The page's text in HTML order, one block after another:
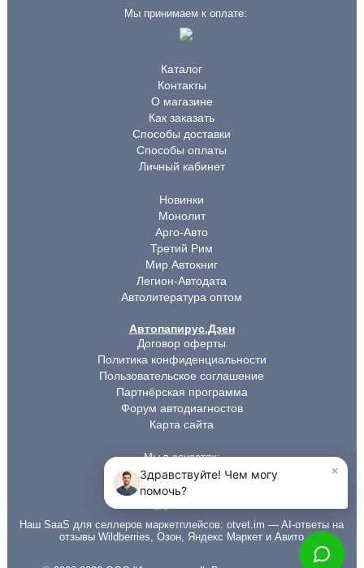
Мы принимаем к оплате:
Каталог
Контакты
О магазине
Как заказать
Способы доставки
Способы оплаты
Личный кабинет
Новинки
Монолит
Арго-Авто
Третий Рим
Мир Автокниг
Легион-Автодата
Автолитература оптом
Автопапирус.Дзен
Договор оферты
Политика конфиденциальности
Пользовательское соглашение
Партнёрская программа
Форум автодиагностов
Карта сайта
Мы в соцсетях:
Наш SaaS для селлеров маркетплейсов:otvet.im — AI-ответы на
отзывы Wildberries, Озон, Яндекс Маркет и Авито